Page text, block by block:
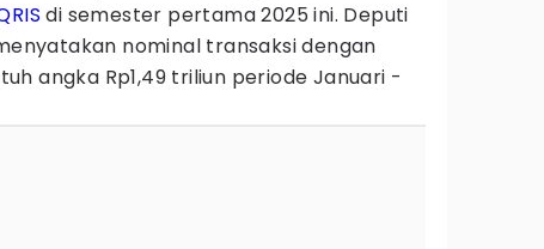
di semester pertama 2025 ini. Deputi
nominal transaksi dengan
angka Rp1,49 triliun periode Januari -